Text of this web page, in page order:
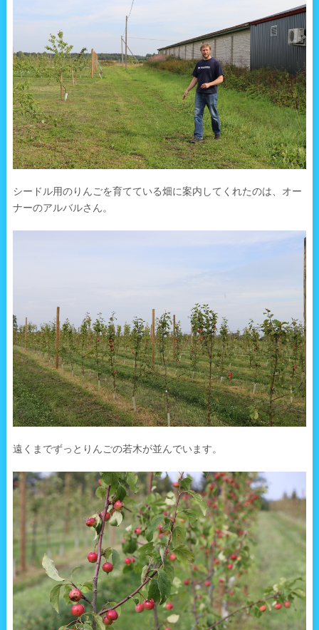
シードル用のりんごを育てている畑に案内してくれたのは、オー
ナーのアルバルさん。
遠くまでずっとりんごの若木が並んでいます。